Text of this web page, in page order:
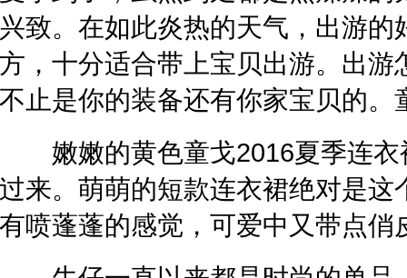
兴致。在如此炎热的天气，出游
方，十分适合带上宝贝出游。出
不止是你的装备还有你家宝贝的
嫩嫩的黄色童戈2016夏季连衣
过来。萌萌的短款连衣裙绝对是
有喷蓬蓬的感觉，可爱中又带点俏